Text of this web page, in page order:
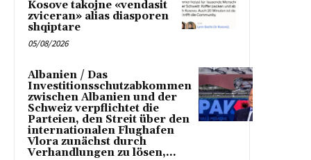
Kosove takojne «vendasit
zviceran» alias diasporen
shqiptare
05/08/2026
Albanien / Das
Investitionsschutzabkommen
zwischen Albanien und der
Schweiz verpflichtet die
Parteien, den Streit über den
internationalen Flughafen
Vlora zunächst durch
Verhandlungen zu lösen,...